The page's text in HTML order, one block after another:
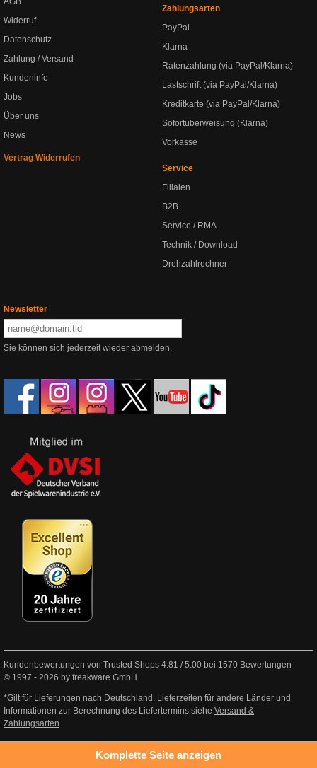
Widerruf
Datenschutz
Zahlung / Versand
Kundeninfo
Jobs
Über uns
News
Vertrag Widerrufen
Zahlungsarten
PayPal
Klarna
Ratenzahlung (via PayPal/Klarna)
Lastschrift (via PayPal/Klarna)
Kreditkarte (via PayPal/Klarna)
Sofortüberweisung (Klarna)
Vorkasse
Service
Filialen
B2B
Service / RMA
Technik / Download
Drehzahlrechner
Newsletter
Sie können sich jederzeit wieder abmelden.
Kundenbewertungen von Trusted Shops 4.81 /5.00 bei 1570 Bewertungen
© 1997 - 2026 by freakware GmbH
*Gilt für Lieferungen nach Deutschland. Lieferzeiten für andere Länder und
Informationen zur Berechnung des Liefertermins siehe Versand &
Zahlungsarten.
Komplette Seite anzeigen